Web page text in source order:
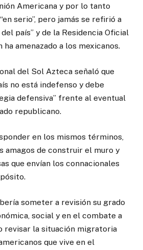
Americana y por lo tanto
serio”, pero jamás se refirió a
país” y de la Residencia Oficial
ha amenazado a los mexicanos.
del Sol Azteca señaló que
no está indefenso y debe
defensiva” frente al eventual
republicano.
en los mismos términos,
amagos de construir el muro y
que envían los connacionales
someter a revisión su grado
social y en el combate a
revisar la situación migratoria
que vive en el